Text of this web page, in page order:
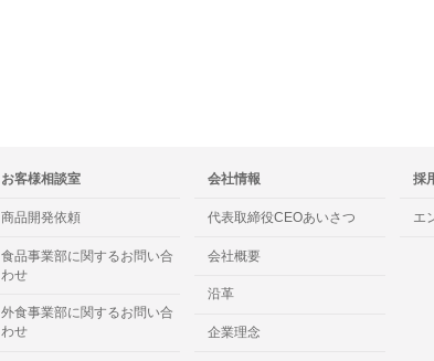
お客様相談室
商品開発依頼
食品事業部に関するお問い合
わせ
外食事業部に関するお問い合
わせ
会社情報
代表取締役CEOあいさつ
会社概要
沿革
企業理念
採
エ